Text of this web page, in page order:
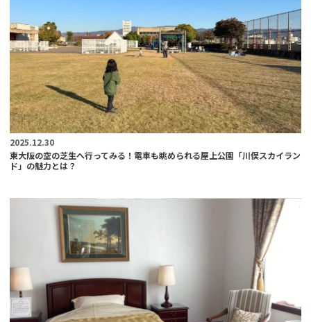
2025.12.30
東大阪の空の芝生へ行ってみる！電車も眺められる屋上公園「川俣スカイラン
ド」の魅力とは？